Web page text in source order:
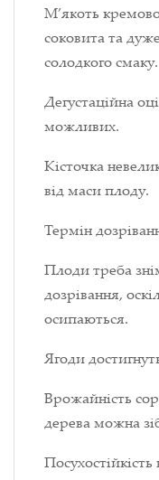
М’якоть
соковита та
солодкого смаку.
Дегустаційна
можливих.
Кісточка
від маси плоду.
Термін
Плоди треба
дозрівання,
осипаються.
Ягоди
Врожайність
дерева можна
Посухостійкість